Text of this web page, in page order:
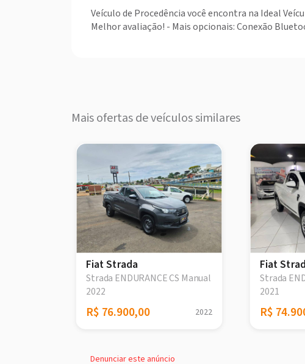
Veículo de Procedência você encontra na Ideal
Melhor avaliação! - Mais opcionais: Conexão
Mais ofertas de veículos similares
Fiat Strada
Strada ENDURANCE CS Manual
2022
R$ 76.900,00 2022
Fiat
Strada
2021
R$
Denunciar este anúncio